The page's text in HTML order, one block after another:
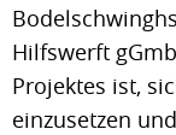
Hilfswerft
Projektes ist,
einzusetzen